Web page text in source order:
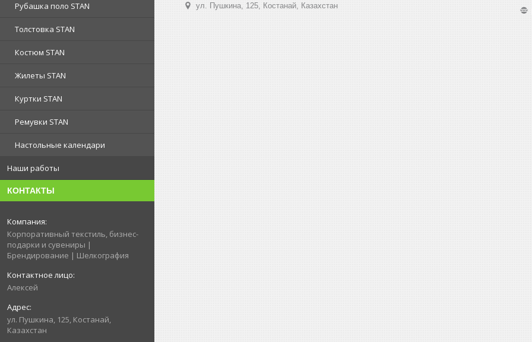
Рубашка поло STAN
Толстовка STAN
Костюм STAN
Жилеты STAN
Куртки STAN
Ремувки STAN
Настольные календари
Наши работы
КОНТАКТЫ
Корпоративный текстиль, бизнес-
подарки и сувениры |
Брендирование | Шелкография
Алексей
ул. Пушкина, 125, Костанай,
Казахстан
ул. Пушкина, 125, Костанай, Казахстан